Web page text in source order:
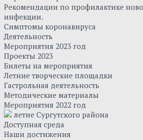
Рекомендации по профилактике
инфекции.
Симптомы коронавируса
Деятельность
Мероприятия 2023 год
Проекты 2023
Билеты на мероприятия
Летние творческие площадки
Гастрольная деятельность
Методические материалы
Мероприятия 2022 год
летие Сургутского района
Доступная среда
Наши достижения